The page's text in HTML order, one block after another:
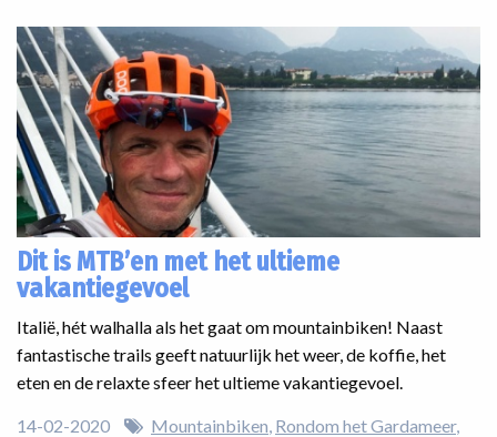
Dit is MTB’en met het ultieme
vakantiegevoel
Italië, hét walhalla als het gaat om mountainbiken! Naast
fantastische trails geeft natuurlijk het weer, de koffie, het
eten en de relaxte sfeer het ultieme vakantiegevoel.
14-02-2020 Mountainbiken Rondom het Gardameer